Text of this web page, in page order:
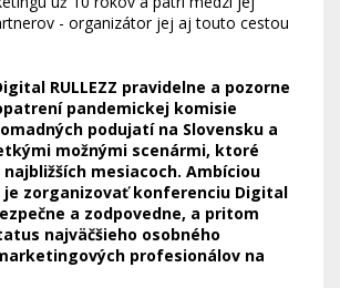
- organizátor jej aj touto cestou
RULLEZZ pravidelne a pozorne
pandemickej komisie
podujatí na Slovensku a
možnými scenármi, ktoré
mesiacoch. Ambíciou
zorganizovať konferenciu Digital
a zodpovedne, a pritom
najväčšieho osobného
profesionálov na